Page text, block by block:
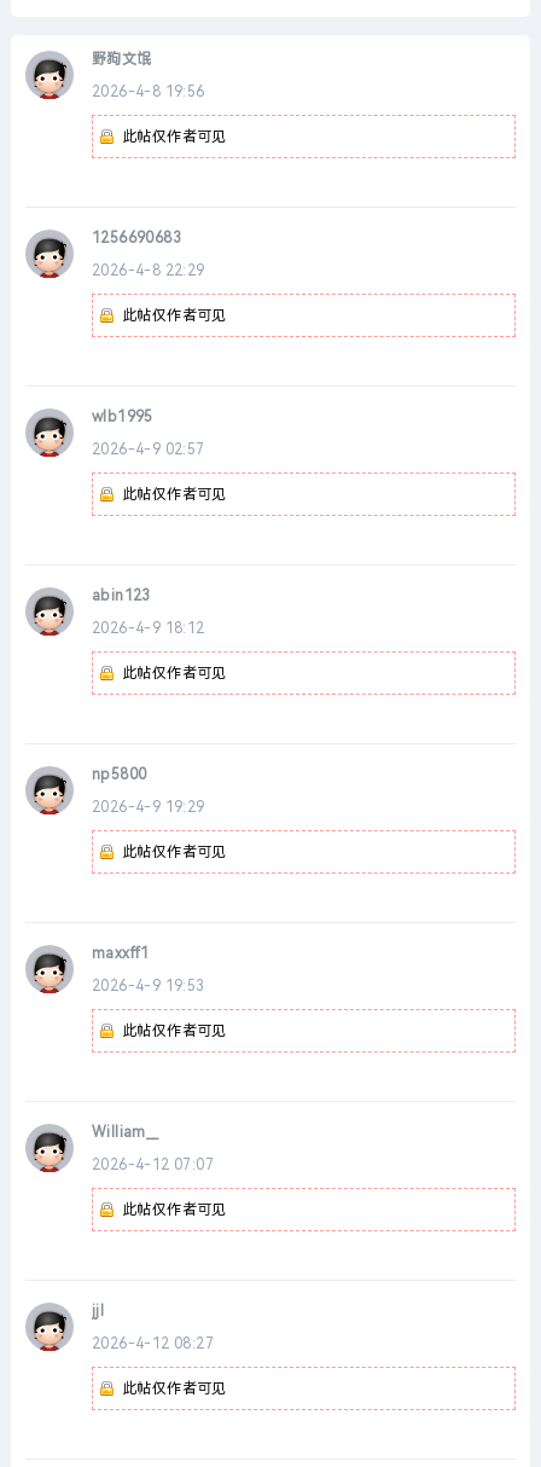
野狗文氓
2026-4-8 19:56
此帖仅作者可见
1256690683
2026-4-8 22:29
此帖仅作者可见
wlb1995
2026-4-9 02:57
此帖仅作者可见
abin123
2026-4-9 18:12
此帖仅作者可见
np5800
2026-4-9 19:29
此帖仅作者可见
maxxff1
2026-4-9 19:53
此帖仅作者可见
William__
2026-4-12 07:07
此帖仅作者可见
jjl
2026-4-12 08:27
此帖仅作者可见